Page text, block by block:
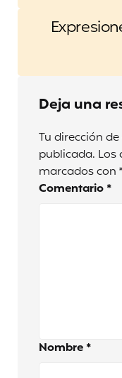
Deja una
Tu dirección
publicada. Los
marcados con
Comentario *
Nombre *